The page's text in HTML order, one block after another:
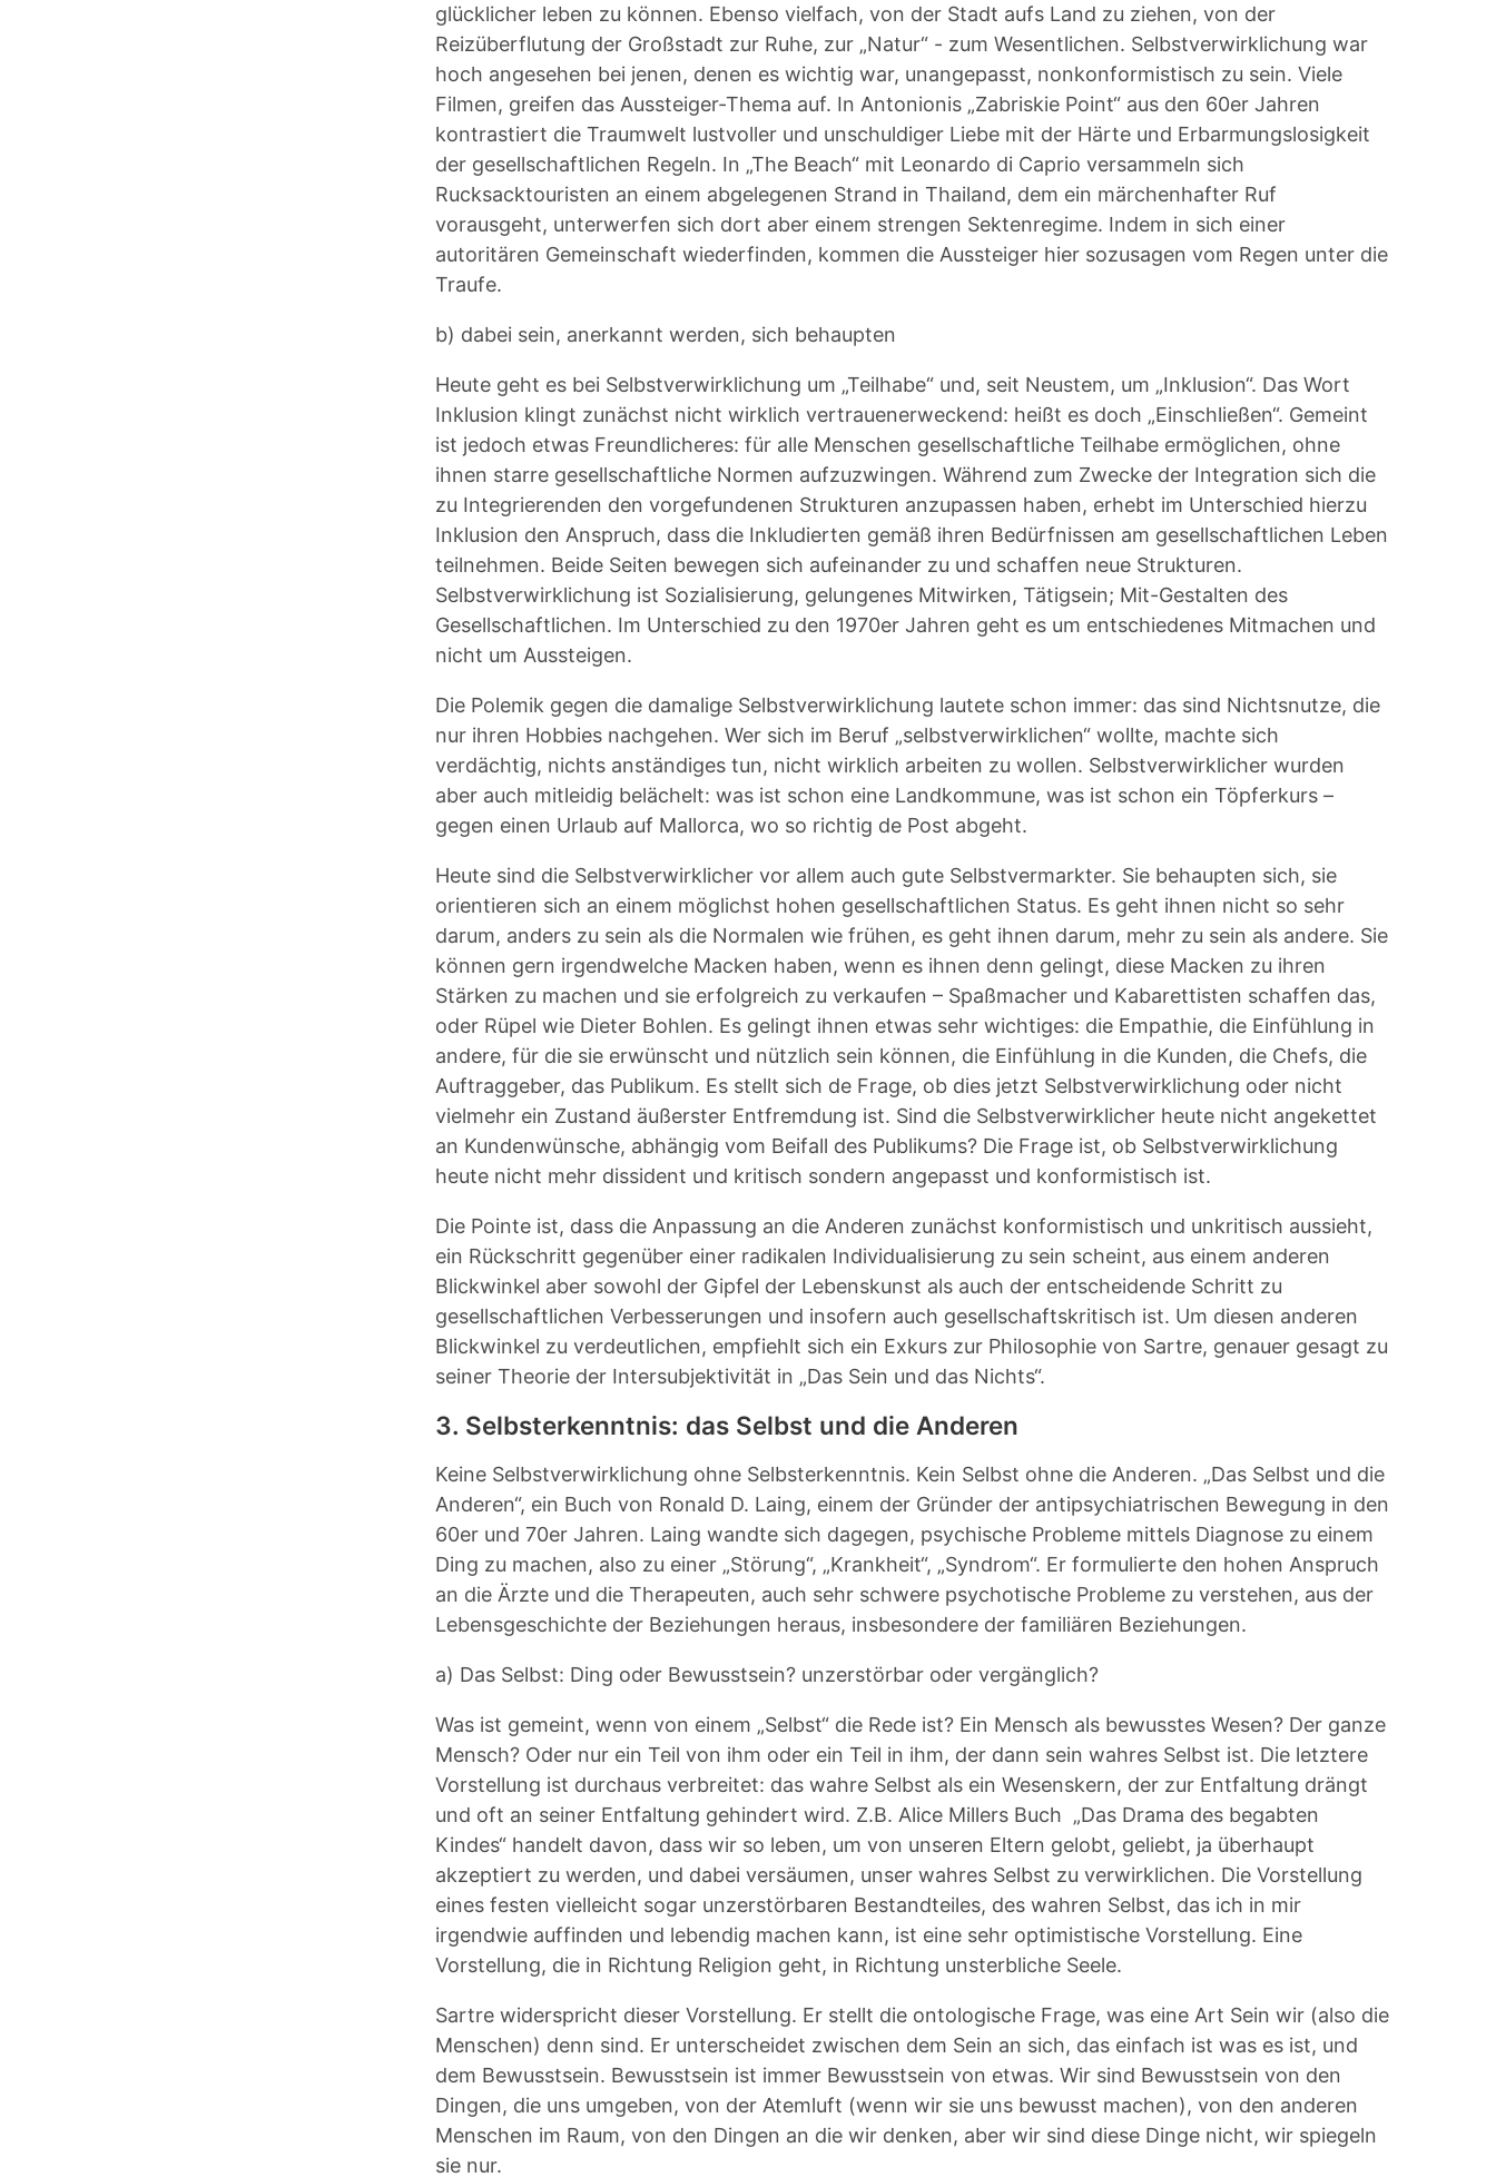
glücklicher leben zu können. Ebenso vielfach, von der Stadt aufs Land zu ziehen, von der
Reizüberflutung der Großstadt zur Ruhe, zur „Natur“ - zum Wesentlichen. Selbstverwirklichung war
hoch angesehen bei jenen, denen es wichtig war, unangepasst, nonkonformistisch zu sein. Viele
Filmen, greifen das Aussteiger-Thema auf. In Antonionis „Zabriskie Point“ aus den 60er Jahren
kontrastiert die Traumwelt lustvoller und unschuldiger Liebe mit der Härte und Erbarmungslosigkeit
der gesellschaftlichen Regeln. In „The Beach“ mit Leonardo di Caprio versammeln sich
Rucksacktouristen an einem abgelegenen Strand in Thailand, dem ein märchenhafter Ruf
vorausgeht, unterwerfen sich dort aber einem strengen Sektenregime. Indem in sich einer
autoritären Gemeinschaft wiederfinden, kommen die Aussteiger hier sozusagen vom Regen unter die
Traufe.
b) dabei sein, anerkannt werden, sich behaupten
Heute geht es bei Selbstverwirklichung um „Teilhabe“ und, seit Neustem, um „Inklusion“. Das Wort
Inklusion klingt zunächst nicht wirklich vertrauenerweckend: heißt es doch „Einschließen“. Gemeint
ist jedoch etwas Freundlicheres: für alle Menschen gesellschaftliche Teilhabe ermöglichen, ohne
ihnen starre gesellschaftliche Normen aufzuzwingen. Während zum Zwecke der Integration sich die
zu Integrierenden den vorgefundenen Strukturen anzupassen haben, erhebt im Unterschied hierzu
Inklusion den Anspruch, dass die Inkludierten gemäß ihren Bedürfnissen am gesellschaftlichen Leben
teilnehmen. Beide Seiten bewegen sich aufeinander zu und schaffen neue Strukturen.
Selbstverwirklichung ist Sozialisierung, gelungenes Mitwirken, Tätigsein; Mit-Gestalten des
Gesellschaftlichen. Im Unterschied zu den 1970er Jahren geht es um entschiedenes Mitmachen und
nicht um Aussteigen.
Die Polemik gegen die damalige Selbstverwirklichung lautete schon immer: das sind Nichtsnutze, die
nur ihren Hobbies nachgehen. Wer sich im Beruf „selbstverwirklichen“ wollte, machte sich
verdächtig, nichts anständiges tun, nicht wirklich arbeiten zu wollen. Selbstverwirklicher wurden
aber auch mitleidig belächelt: was ist schon eine Landkommune, was ist schon ein Töpferkurs –
gegen einen Urlaub auf Mallorca, wo so richtig de Post abgeht.
Heute sind die Selbstverwirklicher vor allem auch gute Selbstvermarkter. Sie behaupten sich, sie
orientieren sich an einem möglichst hohen gesellschaftlichen Status. Es geht ihnen nicht so sehr
darum, anders zu sein als die Normalen wie frühen, es geht ihnen darum, mehr zu sein als andere. Sie
können gern irgendwelche Macken haben, wenn es ihnen denn gelingt, diese Macken zu ihren
Stärken zu machen und sie erfolgreich zu verkaufen – Spaßmacher und Kabarettisten schaffen das,
oder Rüpel wie Dieter Bohlen. Es gelingt ihnen etwas sehr wichtiges: die Empathie, die Einfühlung in
andere, für die sie erwünscht und nützlich sein können, die Einfühlung in die Kunden, die Chefs, die
Auftraggeber, das Publikum. Es stellt sich de Frage, ob dies jetzt Selbstverwirklichung oder nicht
vielmehr ein Zustand äußerster Entfremdung ist. Sind die Selbstverwirklicher heute nicht angekettet
an Kundenwünsche, abhängig vom Beifall des Publikums? Die Frage ist, ob Selbstverwirklichung
heute nicht mehr dissident und kritisch sondern angepasst und konformistisch ist.
Die Pointe ist, dass die Anpassung an die Anderen zunächst konformistisch und unkritisch aussieht,
ein Rückschritt gegenüber einer radikalen Individualisierung zu sein scheint, aus einem anderen
Blickwinkel aber sowohl der Gipfel der Lebenskunst als auch der entscheidende Schritt zu
gesellschaftlichen Verbesserungen und insofern auch gesellschaftskritisch ist. Um diesen anderen
Blickwinkel zu verdeutlichen, empfiehlt sich ein Exkurs zur Philosophie von Sartre, genauer gesagt zu
seiner Theorie der Intersubjektivität in „Das Sein und das Nichts“.
3. Selbsterkenntnis: das Selbst und die Anderen
Keine Selbstverwirklichung ohne Selbsterkenntnis. Kein Selbst ohne die Anderen. „Das Selbst und die
Anderen“, ein Buch von Ronald D. Laing, einem der Gründer der antipsychiatrischen Bewegung in den
60er und 70er Jahren. Laing wandte sich dagegen, psychische Probleme mittels Diagnose zu einem
Ding zu machen, also zu einer „Störung“, „Krankheit“, „Syndrom“. Er formulierte den hohen Anspruch
an die Ärzte und die Therapeuten, auch sehr schwere psychotische Probleme zu verstehen, aus der
Lebensgeschichte der Beziehungen heraus, insbesondere der familiären Beziehungen.
a) Das Selbst: Ding oder Bewusstsein? unzerstörbar oder vergänglich?
Was ist gemeint, wenn von einem „Selbst“ die Rede ist? Ein Mensch als bewusstes Wesen? Der ganze
Mensch? Oder nur ein Teil von ihm oder ein Teil in ihm, der dann sein wahres Selbst ist. Die letztere
Vorstellung ist durchaus verbreitet: das wahre Selbst als ein Wesenskern, der zur Entfaltung drängt
und oft an seiner Entfaltung gehindert wird. Z.B. Alice Millers Buch „Das Drama des begabten
Kindes“ handelt davon, dass wir so leben, um von unseren Eltern gelobt, geliebt, ja überhaupt
akzeptiert zu werden, und dabei versäumen, unser wahres Selbst zu verwirklichen. Die Vorstellung
eines festen vielleicht sogar unzerstörbaren Bestandteiles, des wahren Selbst, das ich in mir
irgendwie auffinden und lebendig machen kann, ist eine sehr optimistische Vorstellung. Eine
Vorstellung, die in Richtung Religion geht, in Richtung unsterbliche Seele.
Sartre widerspricht dieser Vorstellung. Er stellt die ontologische Frage, was eine Art Sein wir (also die
Menschen) denn sind. Er unterscheidet zwischen dem Sein an sich, das einfach ist was es ist, und
dem Bewusstsein. Bewusstsein ist immer Bewusstsein von etwas. Wir sind Bewusstsein von den
Dingen, die uns umgeben, von der Atemluft (wenn wir sie uns bewusst machen), von den anderen
Menschen im Raum, von den Dingen an die wir denken, aber wir sind diese Dinge nicht, wir spiegeln
sie nur.